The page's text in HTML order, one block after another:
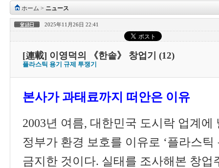
ホーム > ニュース
2025年11月26日 22:41
[連載] 이영덕의 《한솥》 창업기 (12)
플라스틱 용기 규제 투쟁기
본사가 과태료까지 떠안은 이유
2003년 여름, 대한민국 도시락 업계에
정부가 환경 보호를 이유로 ‘플라스틱
금지한 것이다. 실태를 조사해본 창업